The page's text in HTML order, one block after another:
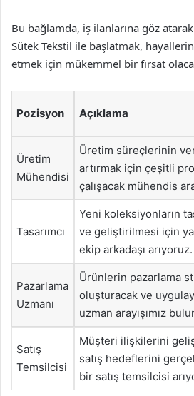
Bu bağlamda, iş ilanlarına göz
Sütek Tekstil ile başlatmak,
etmek için mükemmel bir fırsat
Pozisyon Açıklama
Üretim
Mühendisi
Üretim süreçlerinin
artırmak için çeşitli
çalışacak mühendis
Tasarımcı
Yeni koleksiyonların
ve geliştirilmesi için
ekip arkadaşı arıyoruz.
Pazarlama
Uzmanı
Ürünlerin pazarlama
oluşturacak ve
uzman arayışımız
Satış
Temsilcisi
Müşteri ilişkilerini
satış hedeflerini
bir satış temsilcisi